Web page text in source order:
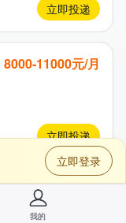
立即投递
8​0​0​0​-1​1​0​0​0​元/月
立即投递
5​5​0​0​-7​5​0​0​元/月
立即登录
我的